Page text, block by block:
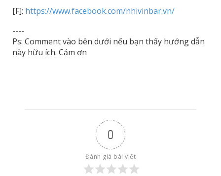
[F]: https://www.facebook.com/nhivinbar.vn/
----
Ps: Comment vào bên dưới nếu bạn thấy hướng dẫn
này hữu ích. Cảm ơn
0
Đánh giá bài viết